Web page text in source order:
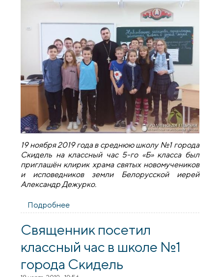
19 ноября 2019 года в среднюю школу №1 города
Скидель на классный час 5-го «Б» класса был
приглашён клирик храма святых новомучеников
и исповедников земли Белорусской иерей
Александр Дежурко.
Подробнее
города Скидель
Священник посетил
классный час в школе №1
города Скидель